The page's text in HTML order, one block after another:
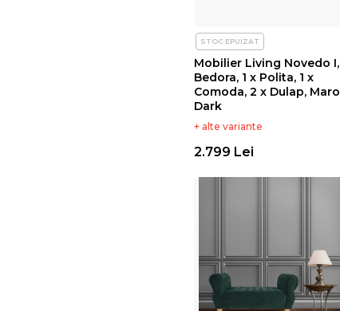
STOC EPUIZAT
Mobilier Living Novedo I,
Bedora, 1 x Polita, 1 x
Comoda, 2 x Dulap, Maro
Dark
+ alte variante
2.799 Lei